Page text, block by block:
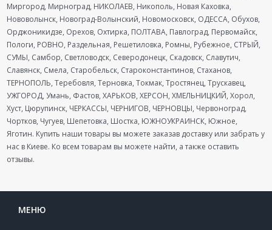
Миргород, Мирноград, НИКОЛАЕВ, Никополь, Новая Каховка,
Нововолынск, Новоград-Волынский, Новомосковск, ОДЕССА, Обухов,
Орджоникидзе, Орехов, Охтирка, ПОЛТАВА, Павлоград, Первомайск,
Пологи, РОВНО, Раздельная, Решетиловка, Ромны, Рубежное, СТРЫЙ,
СУМЫ, Самбор, Светловодск, Северодонецк, Скадовск, Славутич,
Славянск, Смела, Старобельск, Староконстантинов, Стаханов,
ТЕРНОПОЛЬ, Теребовля, Терновка, Токмак, Тростянец, Трускавец,
УЖГОРОД, Умань, Фастов, ХАРЬКОВ, ХЕРСОН, ХМЕЛЬНИЦКИЙ, Хорол,
Хуст, Цюрупинск, ЧЕРКАССЫ, ЧЕРНИГОВ, ЧЕРНОВЦЫ, Червоноград,
Чортков, Чугуев, Шепетовка, Шостка, ЮЖНОУКРАИНСК, Южное,
Яготин. Купить наши товары вы можете заказав доставку или забрать у
нас в Киеве. Ко всем товарам вы можете найти, а также оставить
отзывы.
МЕНЮ